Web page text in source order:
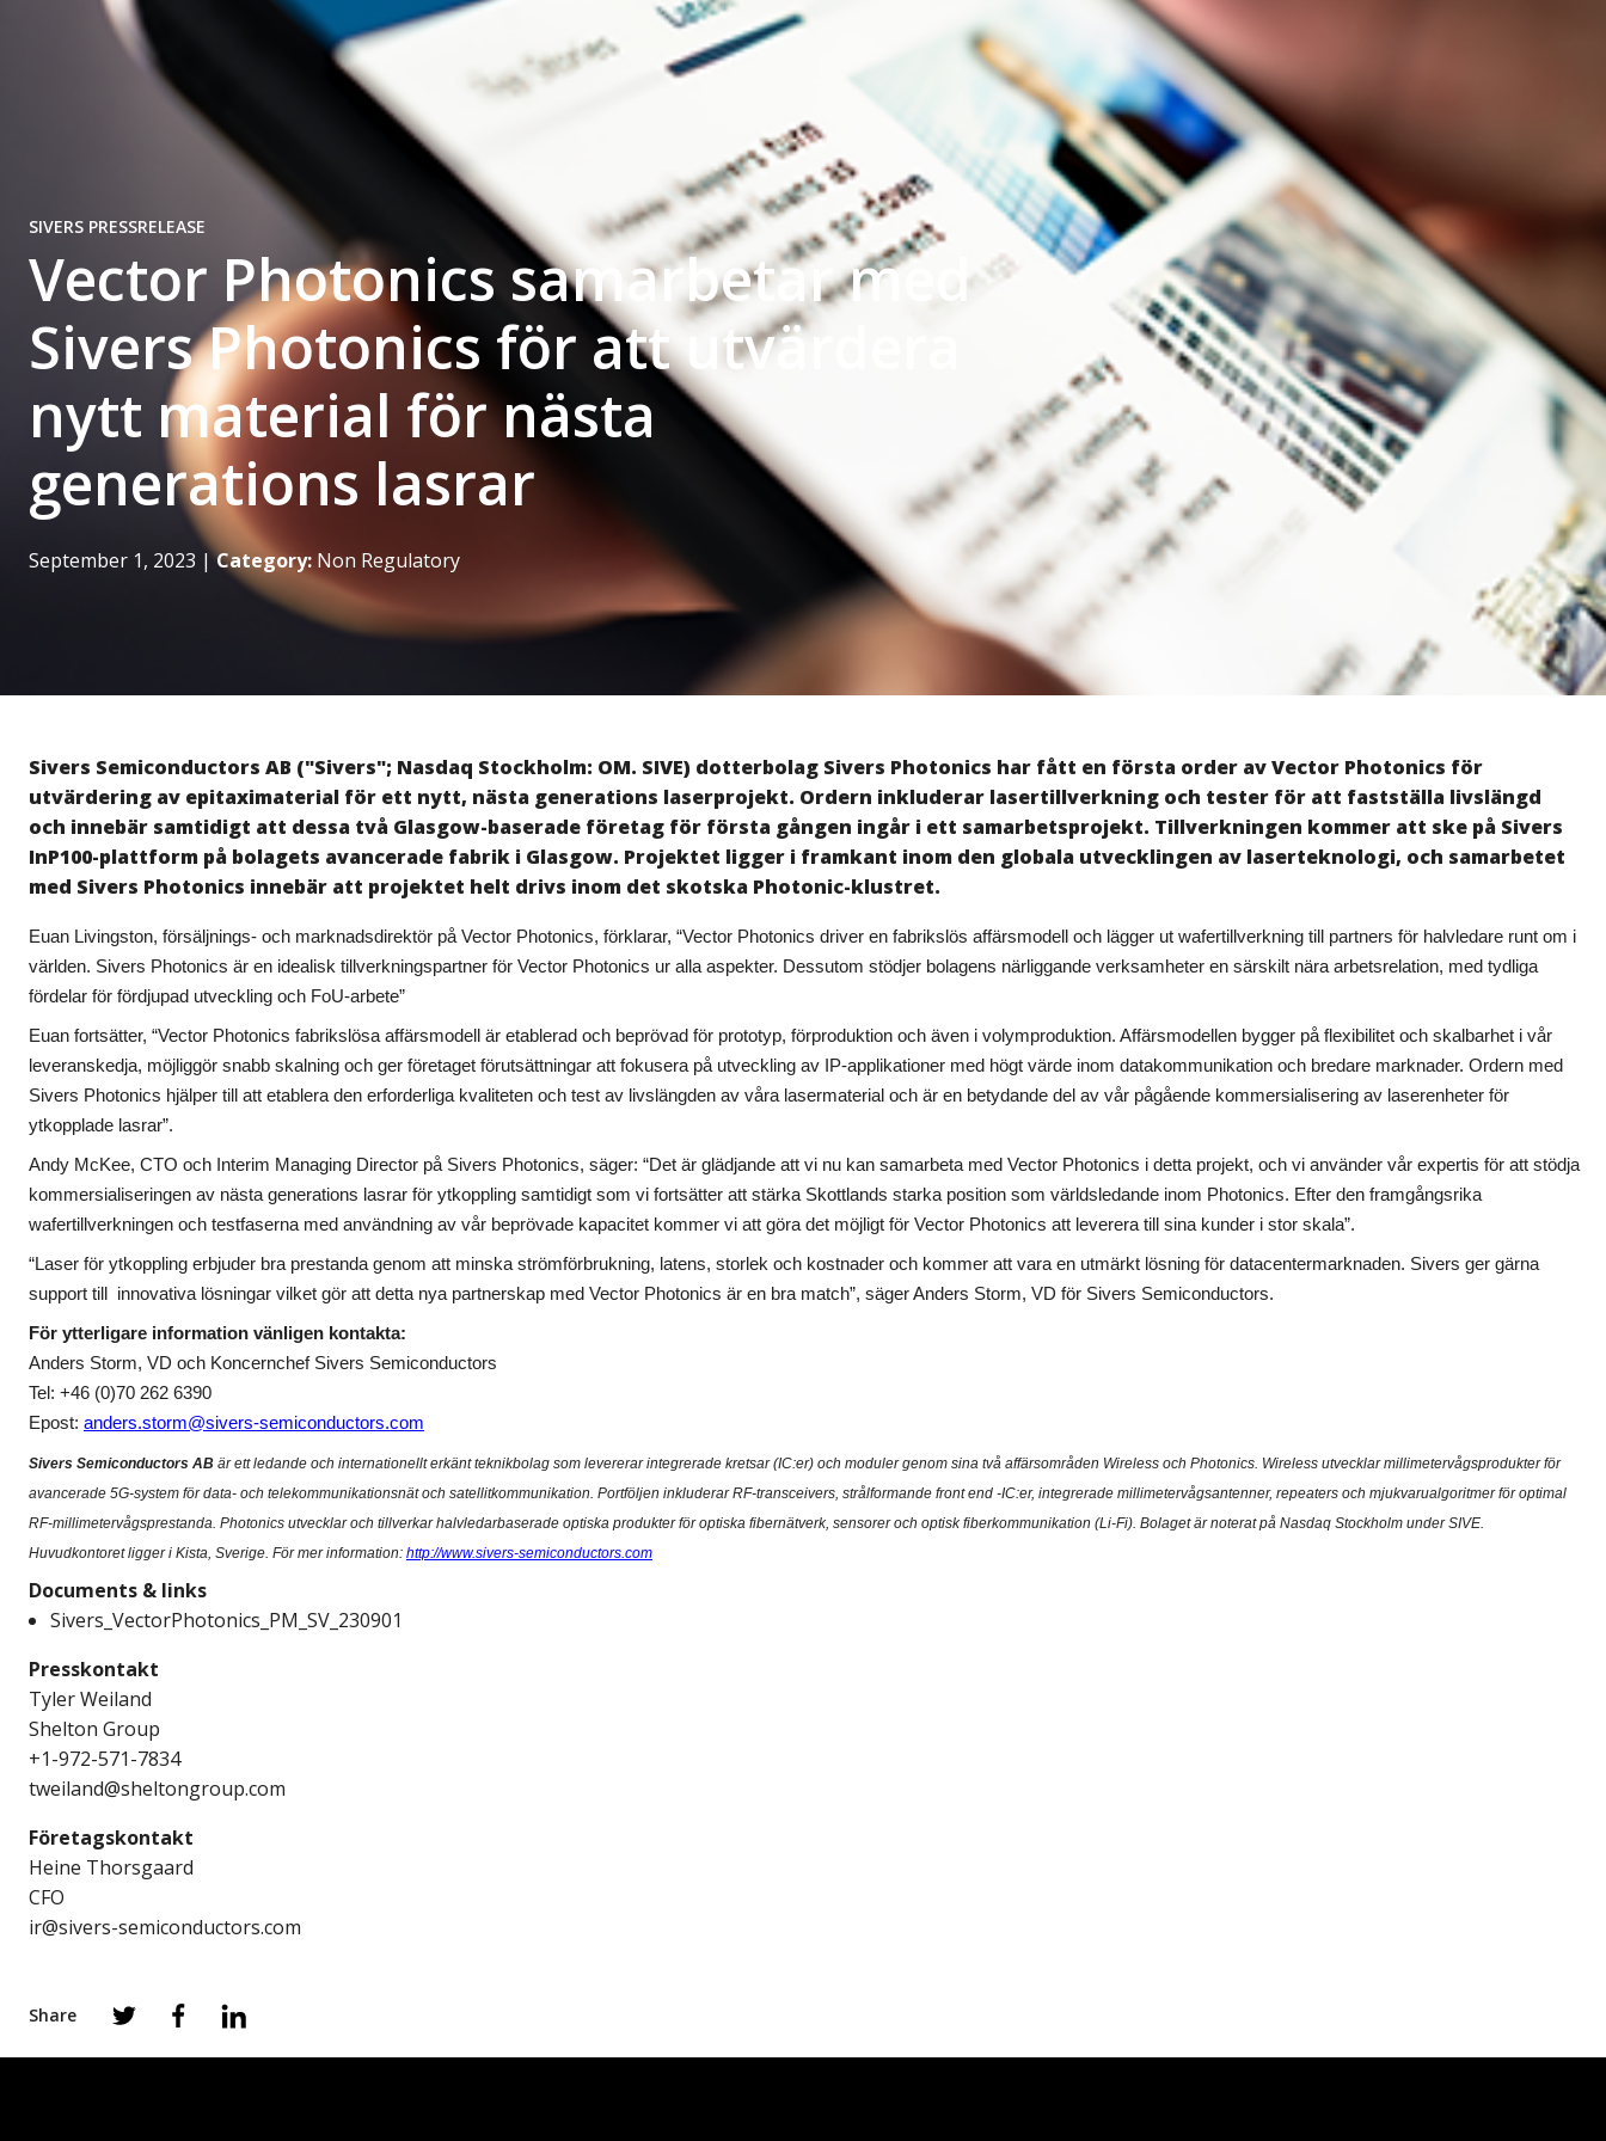
SIVERS PRESSRELEASE
Vector Photonics samarbetar med
Sivers Photonics för att utvärdera
nytt material för nästa
generations lasrar
September 1, 2023 |Category: Non Regulatory
Sivers Semiconductors AB ("Sivers"; Nasdaq Stockholm: OM. SIVE) dotterbolag Sivers Photonics har fått en första order av Vector Photonics för
utvärdering av epitaximaterial för ett nytt, nästa generations laserprojekt. Ordern inkluderar lasertillverkning och tester för att fastställa livslängd
och innebär samtidigt att dessa två Glasgow-baserade företag för första gången ingår i ett samarbetsprojekt. Tillverkningen kommer att ske på Sivers
InP100-plattform på bolagets avancerade fabrik i Glasgow. Projektet ligger i framkant inom den globala utvecklingen av laserteknologi, och samarbetet
med Sivers Photonics innebär att projektet helt drivs inom det skotska Photonic-klustret.
Euan Livingston, försäljnings- och marknadsdirektör på Vector Photonics, förklarar, “Vector Photonics driver en fabrikslös affärsmodell och lägger ut wafertillverkning till partners för halvledare runt om i
världen. Sivers Photonics är en idealisk tillverkningspartner för Vector Photonics ur alla aspekter. Dessutom stödjer bolagens närliggande verksamheter en särskilt nära arbetsrelation, med tydliga
fördelar för fördjupad utveckling och FoU-arbete”
Euan fortsätter, “Vector Photonics fabrikslösa affärsmodell är etablerad och beprövad för prototyp, förproduktion och även i volymproduktion. Affärsmodellen bygger på flexibilitet och skalbarhet i vår
leveranskedja, möjliggör snabb skalning och ger företaget förutsättningar att fokusera på utveckling av IP-applikationer med högt värde inom datakommunikation och bredare marknader. Ordern med
Sivers Photonics hjälper till att etablera den erforderliga kvaliteten och test av livslängden av våra lasermaterial och är en betydande del av vår pågående kommersialisering av laserenheter för
ytkopplade lasrar”.
Andy McKee, CTO och Interim Managing Director på Sivers Photonics, säger: “Det är glädjande att vi nu kan samarbeta med Vector Photonics i detta projekt, och vi använder vår expertis för att stödja
kommersialiseringen av nästa generations lasrar för ytkoppling samtidigt som vi fortsätter att stärka Skottlands starka position som världsledande inom Photonics. Efter den framgångsrika
wafertillverkningen och testfaserna med användning av vår beprövade kapacitet kommer vi att göra det möjligt för Vector Photonics att leverera till sina kunder i stor skala”.
“Laser för ytkoppling erbjuder bra prestanda genom att minska strömförbrukning, latens, storlek och kostnader och kommer att vara en utmärkt lösning för datacentermarknaden. Sivers ger gärna
support till innovativa lösningar vilket gör att detta nya partnerskap med Vector Photonics är en bra match”, säger Anders Storm, VD för Sivers Semiconductors.
För ytterligare information vänligen kontakta:
Anders Storm, VD och Koncernchef Sivers Semiconductors
Tel: +46 (0)70 262 6390
Epost: anders.storm@sivers-semiconductors.com
Sivers Semiconductors AB är ett ledande och internationellt erkänt teknikbolag som levererar integrerade kretsar (IC:er) och moduler genom sina två affärsområden Wireless och Photonics. Wireless utvecklar millimetervågsprodukter för
avancerade 5G-system för data- och telekommunikationsnät och satellitkommunikation. Portföljen inkluderar RF-transceivers, strålformande front end -IC:er, integrerade millimetervågsantenner, repeaters och mjukvarualgoritmer för optimal
RF-millimetervågsprestanda. Photonics utvecklar och tillverkar halvledarbaserade optiska produkter för optiska fibernätverk, sensorer och optisk fiberkommunikation (Li-Fi). Bolaget är noterat på Nasdaq Stockholm under SIVE.
Huvudkontoret ligger i Kista, Sverige. För mer information: http://www.sivers-semiconductors.com
Documents & links
Sivers_VectorPhotonics_PM_SV_230901
Presskontakt
Tyler Weiland
Shelton Group
+1-972-571-7834
tweiland@sheltongroup.com
Företagskontakt
Heine Thorsgaard
CFO
ir@sivers-semiconductors.com
Share